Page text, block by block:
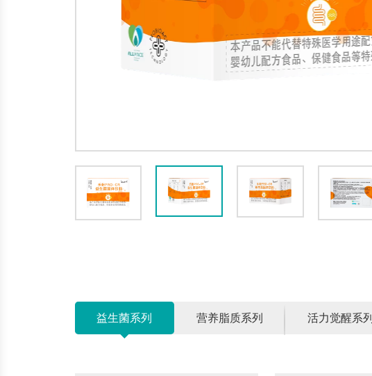
益生菌系列 营养脂质系列 活力觉醒系列